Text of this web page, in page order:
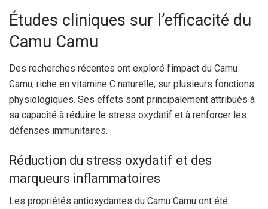
Études cliniques sur l’efficacité du
Camu Camu
Des recherches récentes ont exploré l’impact du Camu
Camu, riche en vitamine C naturelle, sur plusieurs fonctions
physiologiques. Ses effets sont principalement attribués à
sa capacité à réduire le stress oxydatif et à renforcer les
défenses immunitaires.
Réduction du stress oxydatif et des
marqueurs inflammatoires
Les propriétés antioxydantes du Camu Camu ont été